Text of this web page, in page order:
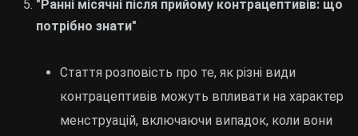
"Ранні місячні після прийому контрацептивів: що
потрібно знати"
Стаття розповість про те, як різні види
контрацептивів можуть впливати на характер
менструацій, включаючи випадок, коли вони